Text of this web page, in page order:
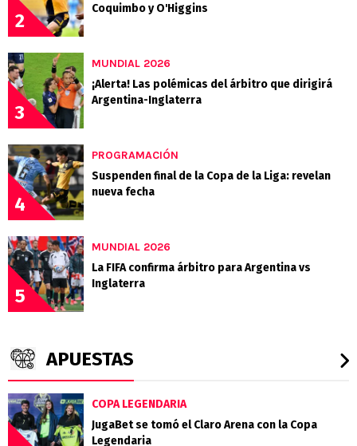
2
Coquimbo y O'Higgins
3
MUNDIAL 2026
¡Alerta! Las polémicas del árbitro que dirigirá
Argentina-Inglaterra
4
PROGRAMACIÓN
Suspenden final de la Copa de la Liga: revelan
nueva fecha
5
MUNDIAL 2026
La FIFA confirma árbitro para Argentina vs
Inglaterra
APUESTAS
COPA LEGENDARIA
JugaBet se tomó el Claro Arena con la Copa
Legendaria